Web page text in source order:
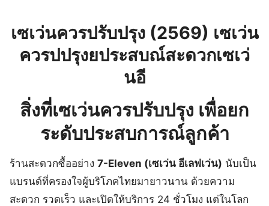
เซเว่นควรปรับปรุง (2569) เซเว่น
ควรปปรุงยประสบณ์สะดวกเซเว่
นอี
สิ่งที่เซเว่นควรปรับปรุง เพื่อยก
ระดับประสบการณ์ลูกค้า
ร้านสะดวกซื้ออย่าง 7-Eleven (เซเว่น อีเลฟเว่น) นับเป็น
แบรนด์ที่ครองใจผู้บริโภคไทยมายาวนาน ด้วยความ
สะดวก รวดเร็ว และเปิดให้บริการ 24 ชั่วโมง แต่ในโลก